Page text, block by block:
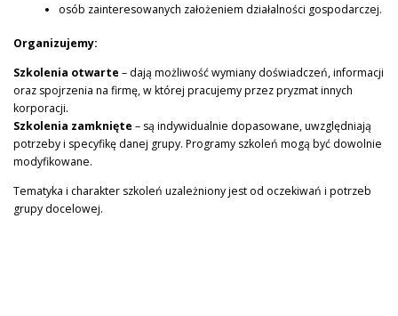
osób zainteresowanych założeniem działalności gospodarczej.
Organizujemy:
Szkolenia otwarte – dają możliwość wymiany doświadczeń, informacji
oraz spojrzenia na firmę, w której pracujemy przez pryzmat innych
korporacji.
Szkolenia zamknięte – są indywidualnie dopasowane, uwzględniają
potrzeby i specyfikę danej grupy. Programy szkoleń mogą być dowolnie
modyfikowane.
Tematyka i charakter szkoleń uzależniony jest od oczekiwań i potrzeb
grupy docelowej.